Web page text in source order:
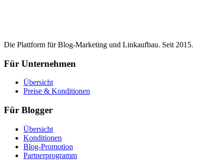
Die Plattform für Blog-Marketing und Linkaufbau. Seit 2015.
Für Unternehmen
Übersicht
Preise & Konditionen
Für Blogger
Übersicht
Konditionen
Blog-Promotion
Partnerprogramm